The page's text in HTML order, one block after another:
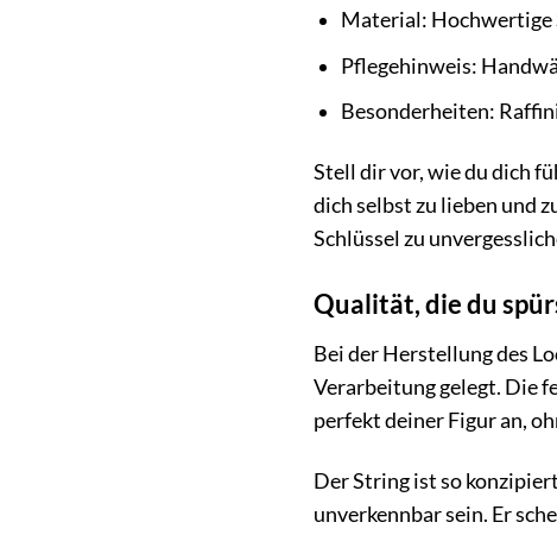
Material: Hochwertige
Pflegehinweis:
Besonderheiten:
Stell dir vor, wie du dich
dich selbst zu lieben und
Schlüssel zu
Qualität, die du
Bei der Herstellung des
Verarbeitung gelegt. Die
perfekt deiner Figur an,
Der String ist so
unverkennbar sein. Er